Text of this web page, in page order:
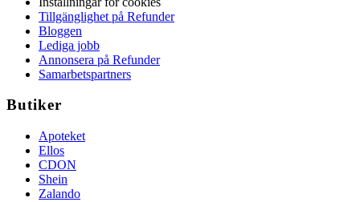
Tillgänglighet på Refunder
Bloggen
Lediga jobb
Annonsera på Refunder
Samarbetspartners
Butiker
Apoteket
Ellos
CDON
Shein
Zalando